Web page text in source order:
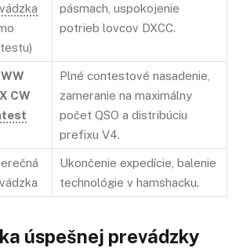
pásmach, uspokojenie
potrieb lovcov DXCC.
CW
Plné contestové nasadenie,
zameranie na maximálny
počet QSO a distribúciu
prefixu V4.
Ukončenie expedície, balenie
technológie v hamshacku.
úspešnej prevádzky